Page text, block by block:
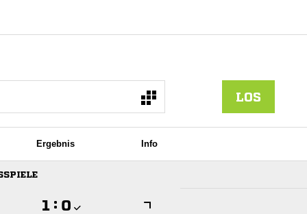
LOS
Ergebnis Info
 : 